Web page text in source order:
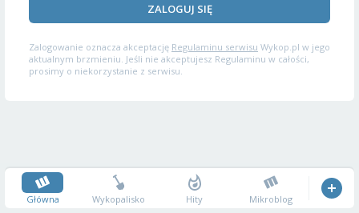
ZALOGUJ SIĘ
Zalogowanie oznacza akceptację Regulaminu serwisu Wykop.pl w jego
aktualnym brzmieniu. Jeśli nie akceptujesz Regulaminu w całości,
prosimy o niekorzystanie z serwisu.
Główna Wykopalisko Hity Mikroblog